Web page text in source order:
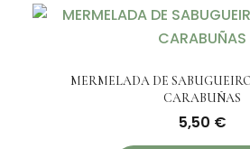
MERMELADA DE
CARABUÑAS
5,50 €